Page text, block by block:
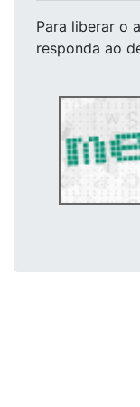
Para liberar o
responda ao